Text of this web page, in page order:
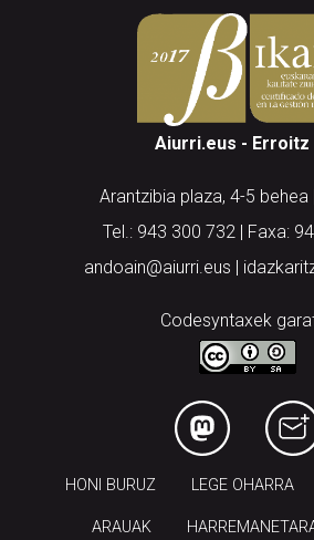
Aiurri.eus - Erroitz
Arantzibia plaza, 4-5 behea
Tel.: 943 300 732 | Faxa:
andoain@aiurri.eus |
Codesyntaxek
HONI BURUZ LEGE OHARRA
ARAUAK